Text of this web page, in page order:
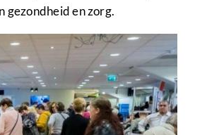
gezondheid en zorg.